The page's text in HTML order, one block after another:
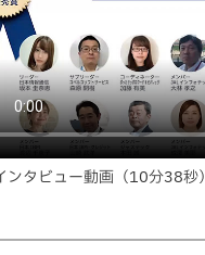
ンタビュー動画（10分38秒）